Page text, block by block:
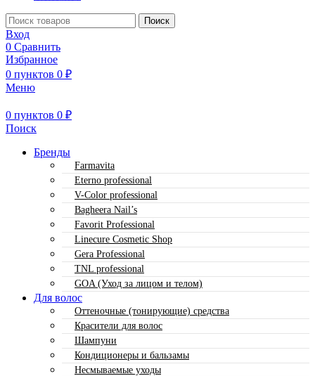
Поиск
Вход
0 Сравнить
Избранное
0 пунктов 0 ₽
Меню
0 пунктов 0 ₽
Поиск
Бренды
Farmavita
Eterno professional
V-Color professional
Bagheera Nail’s
Favorit Professional
Linecure Cosmetic Shop
Gera Professional
TNL professional
GOA (Уход за лицом и телом)
Для волос
Оттеночные (тонирующие) средства
Красители для волос
Шампуни
Кондиционеры и бальзамы
Несмываемые уходы